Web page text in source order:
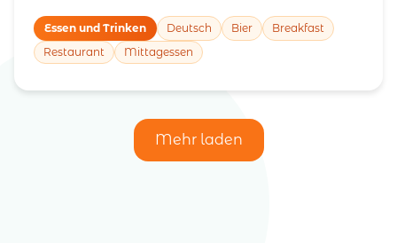
Essen und Trinken Deutsch Bier
Breakfast
Restaurant
Mittagessen
Mehr laden